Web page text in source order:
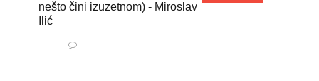
nešto čini izuzetnom) - Miroslav
Ilić